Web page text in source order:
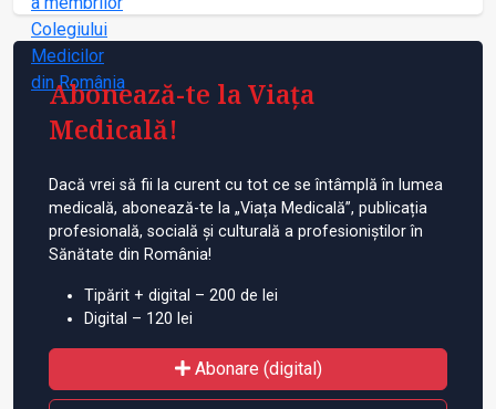
Abonează-te la Viața
Medicală!
Dacă vrei să fii la curent cu tot ce se întâmplă în lumea
medicală, abonează-te la „Viața Medicală”, publicația
profesională, socială și culturală a profesioniștilor în
Sănătate din România!
Tipărit + digital – 200 de lei
Digital – 120 lei
Abonare (digital)